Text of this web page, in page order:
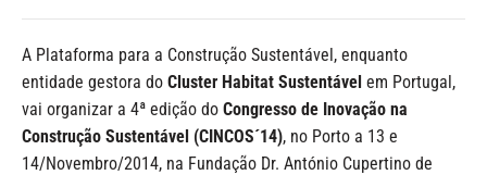
A Plataforma para a Construção Sustentável, enquanto
entidade gestora do Cluster Habitat Sustentável em Portugal,
vai organizar a 4ª edição do Congresso de Inovação na
Construção Sustentável (CINCOS´14), no Porto a 13 e
14/Novembro/2014, na Fundação Dr. António Cupertino de